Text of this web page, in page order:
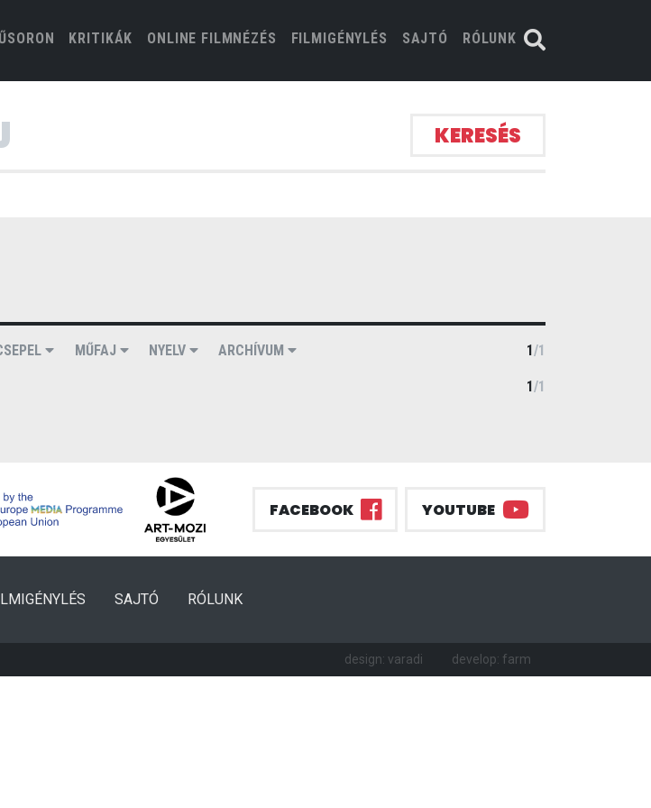
KRITIKÁK ONLINE FILMNÉZÉS FILMIGÉNYLÉS SAJTÓ RÓLUNK
KERESÉS
MŰFAJ NYELV ARCHÍVUM 1/1
1/1
FACEBOOK YOUTUBE
SAJTÓ RÓLUNK
design: varadi develop: farm